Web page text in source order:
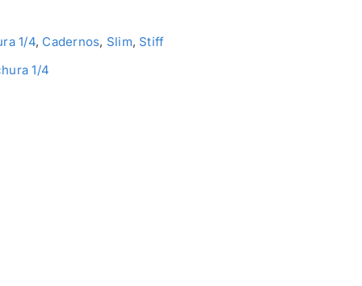
1/4, Cadernos, Slim, Stiff
1/4